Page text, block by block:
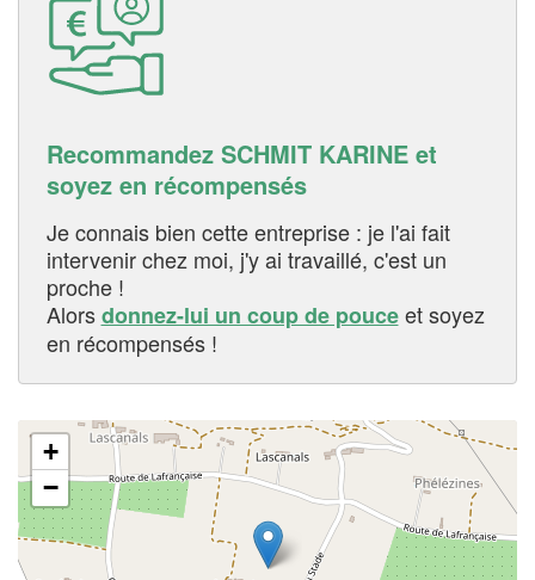
Recommandez SCHMIT KARINE et
soyez en récompensés
Je connais bien cette entreprise : je l'ai fait
intervenir chez moi, j'y ai travaillé, c'est un
proche !
Alorsdonnez-lui un coup de pouceet soyez
en récompensés !
+
−